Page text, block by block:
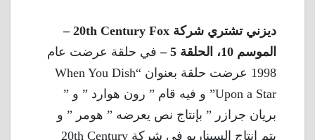
ديزني تشتري شركة 20th Century Fox –
الموسم 10، الحلقة 5 –
في حلقة عرضت عام
1998 عرضت حلقة بعنوان “When You Dish
Upon a Star” و فيه قام ” رون هوارد ” و ”
بريان جرازر ” بإنتاج نص يعرضه ” هومر ” و
يتم إنتاج السيناريو في شركة 20th Century